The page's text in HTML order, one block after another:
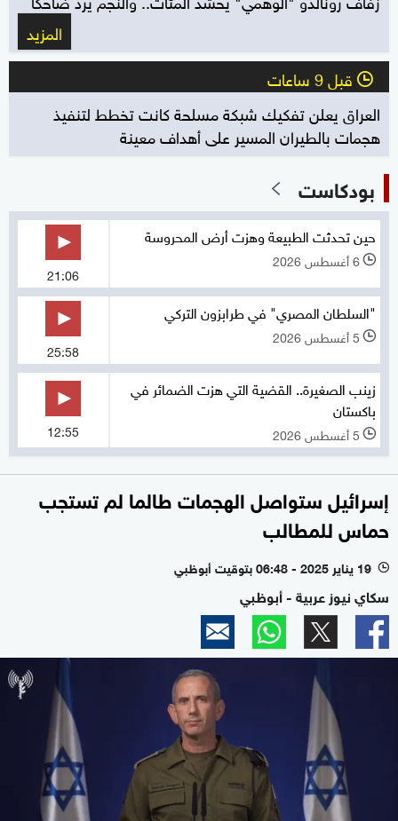
المزيد
l قبل 9 ساعات
العراق يعلن تفكيك شبكة مسلحة كانت تخطط لتنفيذ
هجمات بالطيران المسير على أهداف معينة
بودكاست
حين تحدثت الطبيعة وهزت أرض المحروسة
l 6 أغسطس 2026
21:06
"السلطان المصري" في طرابزون التركي
l 5 أغسطس 2026
25:58
زينب الصغيرة.. القضية التي هزت الضمائر في
باكستان
l 5 أغسطس 2026 12:55
إسرائيل ستواصل الهجمات طالما لم تستجب
حماس للمطالب
l 19 يناير 2025 - 06:48 بتوقيت أبوظبي
سكاي نيوز عربية - أبوظبي